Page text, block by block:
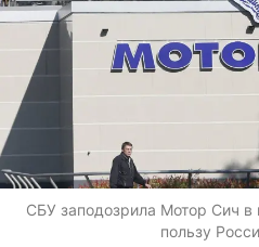
СБУ заподозрила Мотор Сич в
пользу